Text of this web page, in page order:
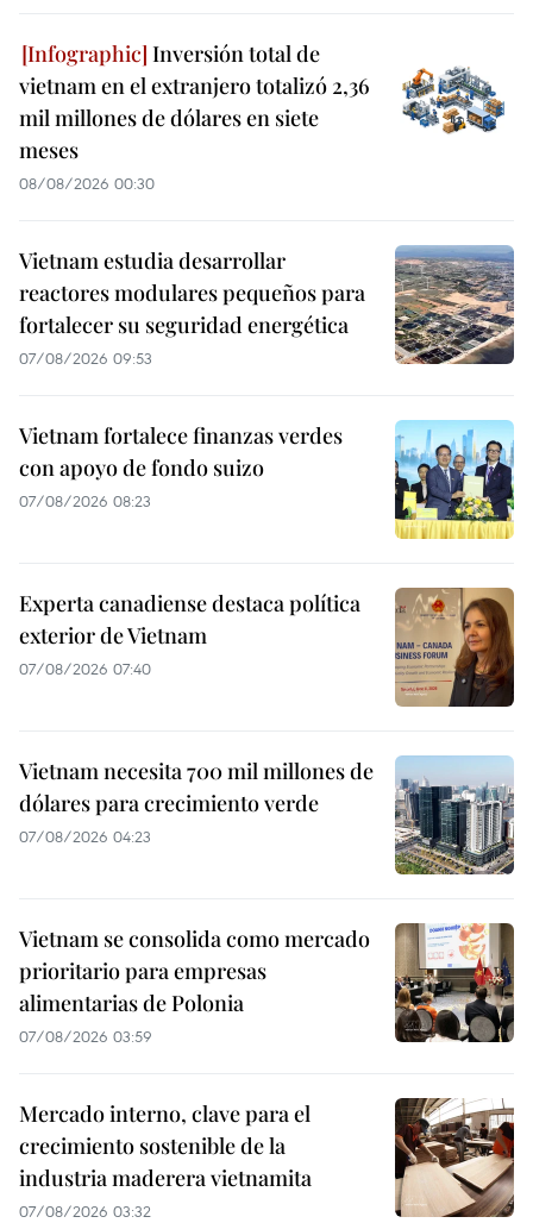
Inversión total de
vietnam en el extranjero totalizó 2,36
mil millones de dólares en siete
meses
08/08/2026 00:30
Vietnam estudia desarrollar
reactores modulares pequeños para
fortalecer su seguridad energética
07/08/2026 09:53
Vietnam fortalece finanzas verdes
con apoyo de fondo suizo
07/08/2026 08:23
Experta canadiense destaca política
exterior de Vietnam
07/08/2026 07:40
Vietnam necesita 700 mil millones de
dólares para crecimiento verde
07/08/2026 04:23
Vietnam se consolida como mercado
prioritario para empresas
alimentarias de Polonia
07/08/2026 03:59
Mercado interno, clave para el
crecimiento sostenible de la
industria maderera vietnamita
07/08/2026 03:32